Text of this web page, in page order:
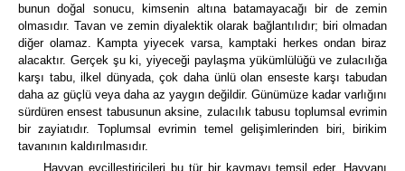
bunun doğal sonucu, kimsenin altına batamayacağı bir de zemin
olmasıdır. Tavan ve zemin diyalektik olarak bağlantılıdır; biri olmadan
diğer olamaz.
Kampta yiyecek varsa, kamptaki herkes ondan biraz
alacaktır. Gerçek şu ki, yiyeceği paylaşma yükümlülüğü ve zulacılığa
karşı tabu, ilkel dünyada, çok daha ünlü olan enseste karşı tabudan
daha az güçlü veya daha az yaygın değildir. Günümüze kadar varlığını
sürdüren ensest tabusunun aksine, zulacılık tabusu toplumsal evrimin
bir zayiatıdır.
Toplumsal evrimin temel gelişimlerinden biri, birikim
tavanının kaldırılmasıdır.
Havyan evcilleştiricileri bu tür bir kaymayı temsil eder. Hayvanı